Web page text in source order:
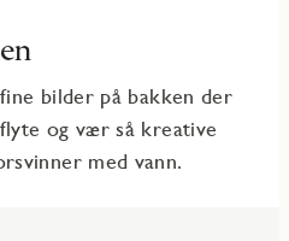
bilder på bakken der
og vær så kreative
med vann.